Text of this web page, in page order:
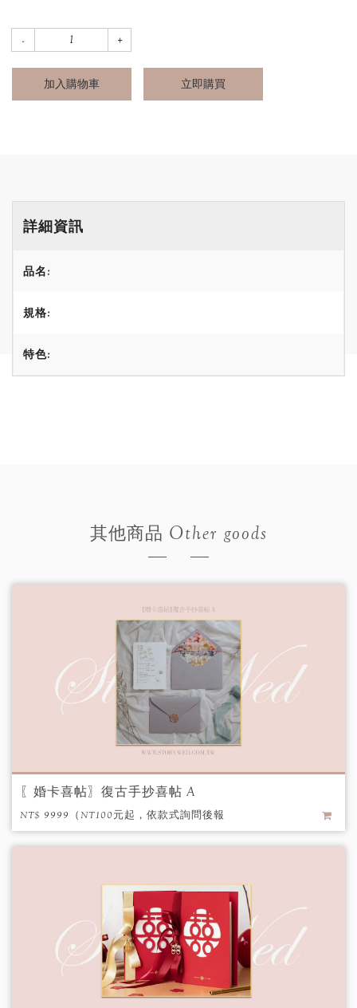
加入購物車 立即購買
詳細資訊
品名:
規格:
特色:
其他商品 Other goods
〖婚卡喜帖〗復古手抄喜帖 A
NT$ 9999（NT100元起，依款式詢問後報
價） / 個